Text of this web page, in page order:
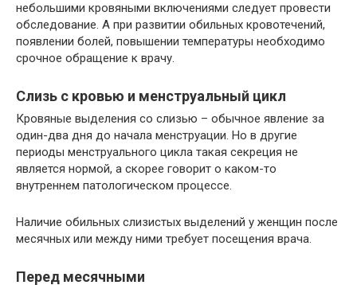
небольшими кровяными включениями следует провести
обследование. А при развитии обильных кровотечений,
появлении болей, повышении температуры необходимо
срочное обращение к врачу.
Слизь с кровью и менструальный цикл
Кровяные выделения со слизью – обычное явление за
один-два дня до начала менструации. Но в другие
периоды менструального цикла такая секреция не
является нормой, а скорее говорит о каком-то
внутреннем патологическом процессе.
Наличие обильных слизистых выделений у женщин после
месячных или между ними требует посещения врача.
Перед месячными